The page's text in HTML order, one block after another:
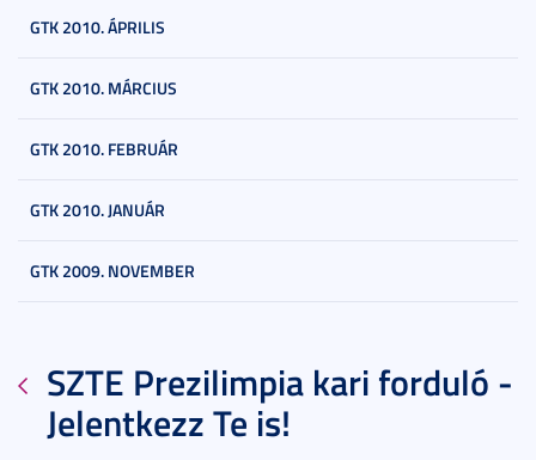
GTK 2010. ÁPRILIS
GTK 2010. MÁRCIUS
GTK 2010. FEBRUÁR
GTK 2010. JANUÁR
GTK 2009. NOVEMBER
SZTE Prezilimpia kari forduló -
Jelentkezz Te is!